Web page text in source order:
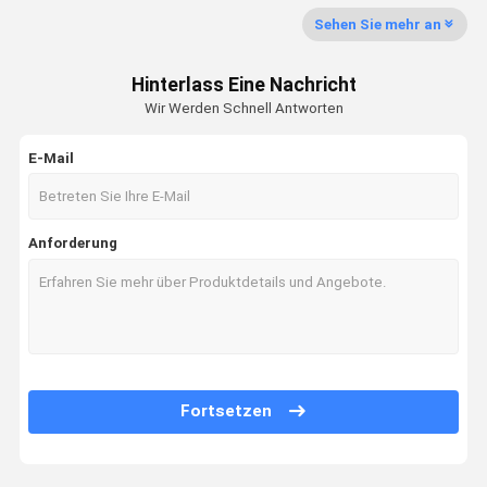
Sehen Sie mehr an
Hinterlass Eine Nachricht
Wir Werden Schnell Antworten
E-Mail
Anforderung
Fortsetzen